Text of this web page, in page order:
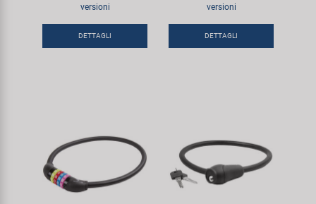
versioni
DETTAGLI
versioni
DETTAGLI